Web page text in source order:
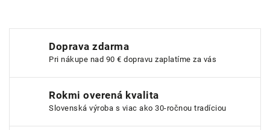
Doprava zdarma
Pri nákupe nad 90 € dopravu zaplatíme za vás
Rokmi overená kvalita
Slovenská výroba s viac ako 30-ročnou tradíciou